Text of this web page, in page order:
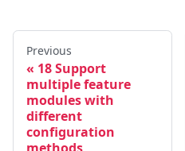
Previous
18 Support
multiple feature
modules with
different
configuration